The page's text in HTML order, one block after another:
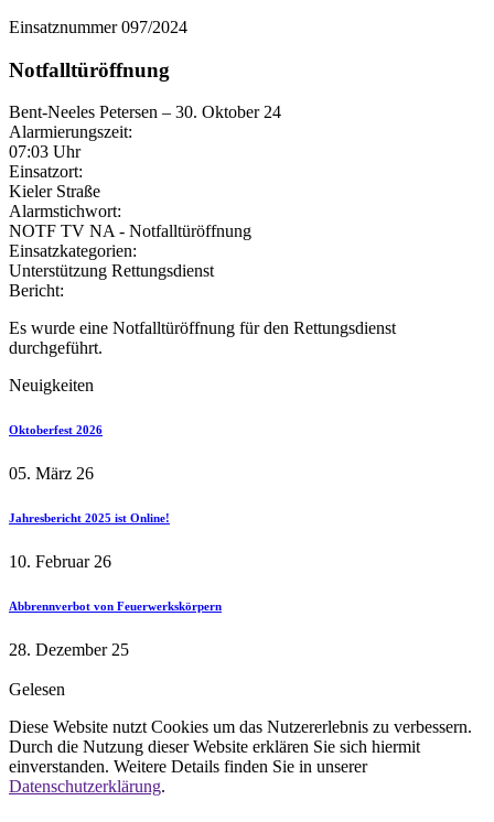
Einsatznummer 097/2024
Notfalltüröffnung
Bent-Neeles Petersen – 30. Oktober 24
Alarmierungszeit:
07:03 Uhr
Einsatzort:
Kieler Straße
Alarmstichwort:
NOTF TV NA - Notfalltüröffnung
Einsatzkategorien:
Unterstützung Rettungsdienst
Bericht:
Es wurde eine Notfalltüröffnung für den Rettungsdienst
durchgeführt.
Neuigkeiten
Oktoberfest 2026
05. März 26
Jahresbericht 2025 ist Online!
10. Februar 26
Abbrennverbot von Feuerwerkskörpern
28. Dezember 25
Gelesen
Diese Website nutzt Cookies um das Nutzererlebnis zu verbessern.
Durch die Nutzung dieser Website erklären Sie sich hiermit
einverstanden. Weitere Details finden Sie in unserer
Datenschutzerklärung.